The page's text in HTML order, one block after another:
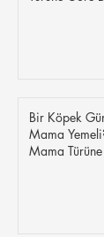
Bir Köpek
Mama
Mama